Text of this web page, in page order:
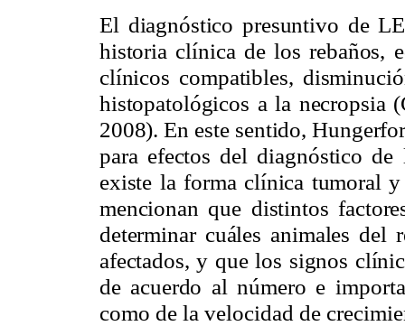
El diagnóstico presuntivo de
historia clínica de los rebaños,
clínicos compatibles,
histopatológicos a la necropsia
2008). En este sentido,
para efectos del diagnóstico
existe la forma clínica tumoral
mencionan que distintos
determinar cuáles animales del
afectados, y que los signos
de acuerdo al número e
como de la velocidad de